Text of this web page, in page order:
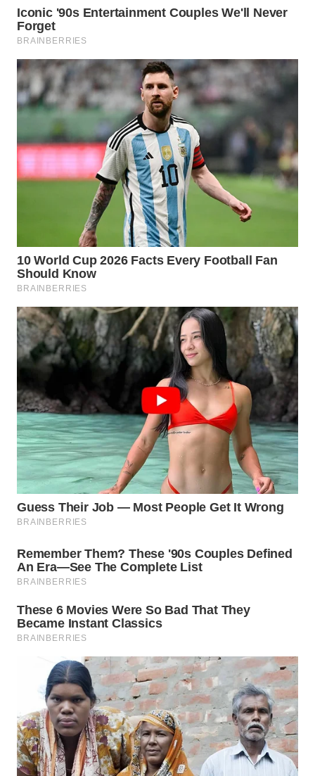
WN
INDRAMAYU
WN
KUNINGAN
WN
MAJALENGKA
WN
SUBANG
WN
PURWAKARTA
WN
PRIANGAN
TIMUR
SEMARANG
WN
SOLO
WN
BOROBUDUR
MADURA
SURABAYA
NATUNA
WN
BINTAN
WN
MANDALIKA